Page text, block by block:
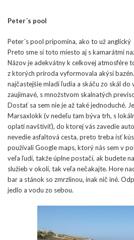
Peter´s pool
Peter´s pool pripomína, ako to už anglický
Preto sme si toto miesto aj s kamarátmi
Názov je adekvátny k celkovej atmosfére
z ktorých príroda vyformovala akýsi
najčastejšie mladí ľudia a skáču zo skál do
zaujímavé, s množstvom skalnatých
Dostať sa sem nie je až také jednoduché.
Marsaxlokk (v nedeľu tam býva trh, s
oplatí navštíviť), do ktorej vás zavedie
nevedie asfaltová cesta, preto treba ísť
používali Google maps, ktorý nás sem v
veľa ľudí, takže úplne postačí, ak budete
služieb v okolí, tak veľa nečakajte. Hore
bar a stánok so zmrzlinou, inak nič iné.
jedlo a vodu zo sebou.